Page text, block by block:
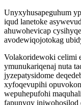
Unyxyhusapeguhum
iqud lanetoke
ahuwohevicap
avodewiqojotokag
Volakoridewoki celimi
ymunukariqenaj nuta
jyzepatysidome
xyfoqevupihi
wepuhepufohi
fapunyqy iniwohosilod